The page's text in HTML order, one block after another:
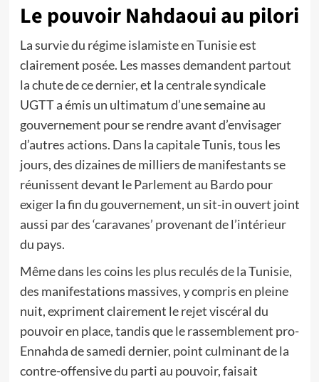
Le pouvoir Nahdaoui au pilori
La survie du régime islamiste en Tunisie est
clairement posée. Les masses demandent partout
la chute de ce dernier, et la centrale syndicale
UGTT a émis un ultimatum d’une semaine au
gouvernement pour se rendre avant d’envisager
d’autres actions. Dans la capitale Tunis, tous les
jours, des dizaines de milliers de manifestants se
réunissent devant le Parlement au Bardo pour
exiger la fin du gouvernement, un sit-in ouvert joint
aussi par des ‘caravanes’ provenant de l’intérieur
du pays.
Même dans les coins les plus reculés de la Tunisie,
des manifestations massives, y compris en pleine
nuit, expriment clairement le rejet viscéral du
pouvoir en place, tandis que le rassemblement pro-
Ennahda de samedi dernier, point culminant de la
contre-offensive du parti au pouvoir, faisait